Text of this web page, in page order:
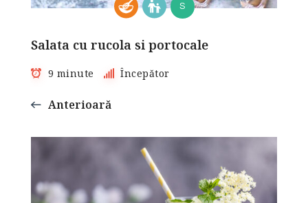
S
Salata cu rucola si portocale
9 minute Începător
Anterioară